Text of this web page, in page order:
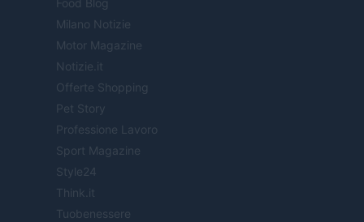
Food Blog
Milano Notizie
Motor Magazine
Notizie.it
Offerte Shopping
Pet Story
Professione Lavoro
Sport Magazine
Style24
Think.it
Tuobenessere